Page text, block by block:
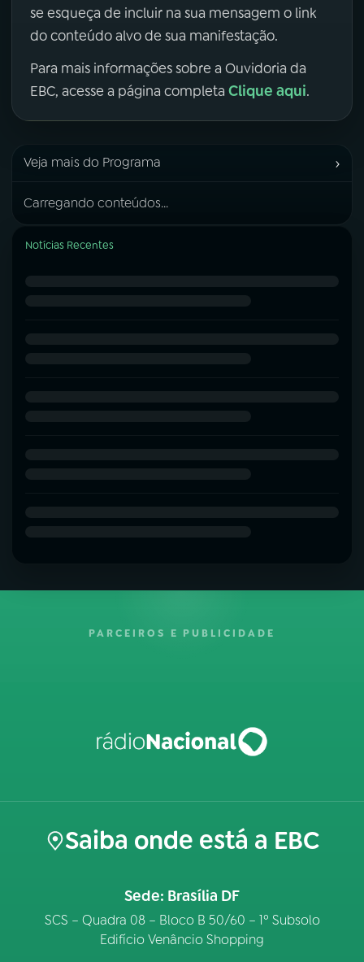
se esqueça de incluir na sua mensagem o link
do conteúdo alvo de sua manifestação.
Para mais informações sobre a Ouvidoria da
EBC, acesse a página completa Clique aqui.
Veja mais do Programa ›
Carregando conteúdos...
Notícias Recentes
PARCEIROS E PUBLICIDADE
Saiba onde está a EBC
Sede: Brasília DF
SCS – Quadra 08 – Bloco B 50/60 – 1º Subsolo
Edifício Venâncio Shopping